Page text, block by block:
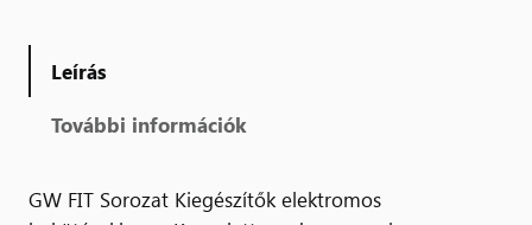
Leírás
További információk
GW FIT Sorozat Kiegészítők elektromos